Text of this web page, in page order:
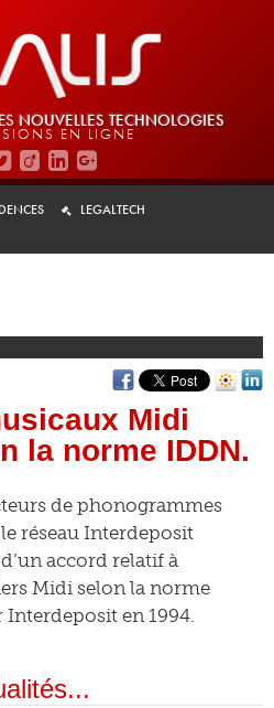
NOUVELLES TECHNOLOGIES
EN LIGNE
LEGALTECH
Midi
la norme IDDN.
de phonogrammes
réseau Interdeposit
accord relatif à
Midi selon la norme
en 1994.